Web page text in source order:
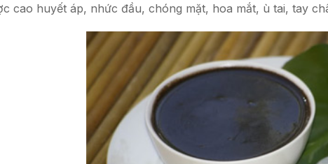
cao huyết áp, nhức đầu, chóng mặt, hoa mắt, ù tai, tay